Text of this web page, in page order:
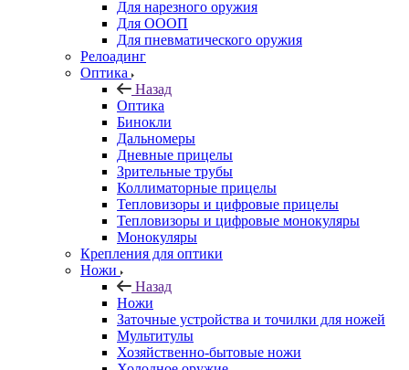
Для нарезного оружия
Для ОООП
Для пневматического оружия
Релоадинг
Оптика
Назад
Оптика
Бинокли
Дальномеры
Дневные прицелы
Зрительные трубы
Коллиматорные прицелы
Тепловизоры и цифровые прицелы
Тепловизоры и цифровые монокуляры
Монокуляры
Крепления для оптики
Ножи
Назад
Ножи
Заточные устройства и точилки для ножей
Мультитулы
Хозяйственно-бытовые ножи